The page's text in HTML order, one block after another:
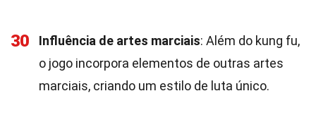
30 Influência de artes marciais: Além do kung fu,
o jogo incorpora elementos de outras artes
marciais, criando um estilo de luta único.